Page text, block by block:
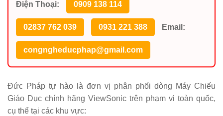
Điện Thoại: 0909 138 114
02837 762 039 0931 221 388 Email:
congngheducphap@gmail.com
Đức Pháp tự hào là đơn vị phân phối dòng Máy Chiếu
Giáo Dục chính hãng ViewSonic trên phạm vi toàn quốc,
cụ thể tại các khu vực: